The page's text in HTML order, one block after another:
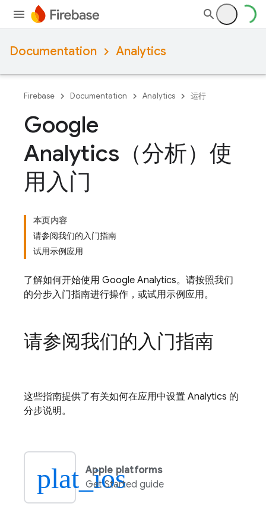
Documentation Analytics
Firebase Documentation Analytics 运行
Google
Analytics（分析）使
用入门
本页内容
请参阅我们的入门指南
试用示例应用
了解如何开始使用 Google Analytics。请按照我们
的分步入门指南进行操作，或试用示例应用。
请参阅我们的入门指南
这些指南提供了有关如何在应用中设置 Analytics 的
分步说明。
plat_ios
Apple platforms
Get Started guide